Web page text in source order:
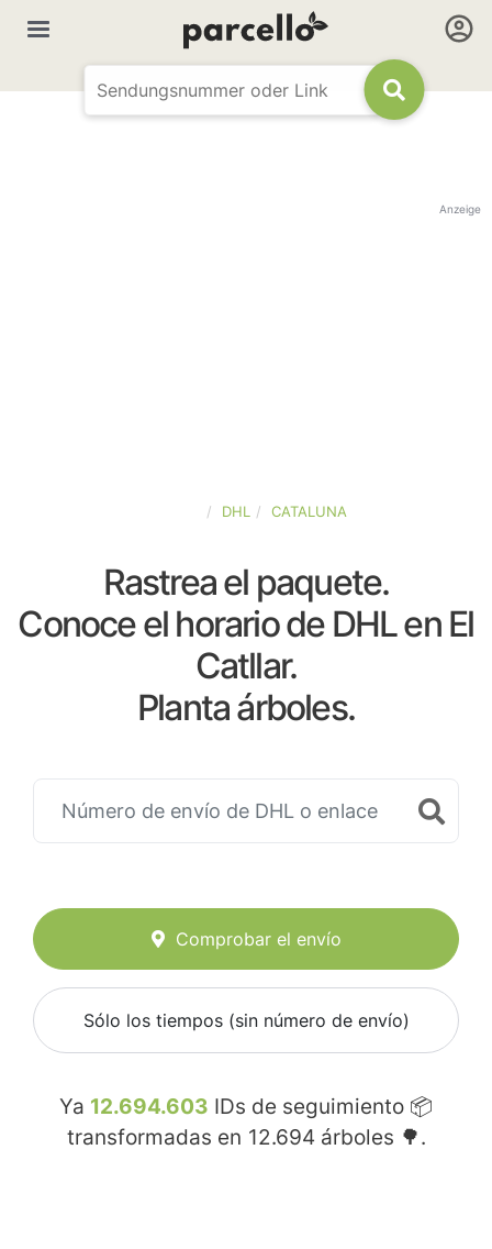
Anzeige
DHL CATALUNA
Rastrea el paquete.
Conoce el horario de DHL en El
Catllar.
Planta árboles.
Comprobar el envío
Sólo los tiempos (sin número de envío)
Ya 12.694.603 IDs de seguimiento 📦
transformadas en 12.694 árboles 🌳.